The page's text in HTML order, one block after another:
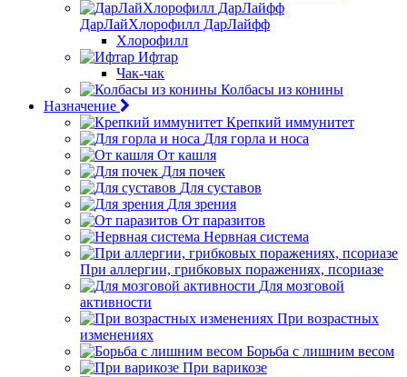
ДарЛайХлорофилл ДарЛайфф
Хлорофилл
Ифтар
Чак-чак
Колбасы из конины
Назначение
Крепкий иммунитет
Для горла и носа
От кашля
Для почек
Для суставов
Для зрения
От паразитов
Нервная система
При аллергии, грибковых поражениях, псориазе
Для мозговой
активности
При возрастных
изменениях
Борьба с лишним весом
При варикозе